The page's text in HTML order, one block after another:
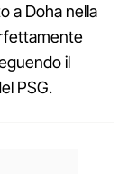
a Doha nella
il
PSG.